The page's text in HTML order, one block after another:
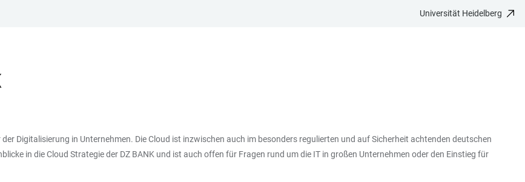
Universität Heidelberg
Digitalisierung in Unternehmen. Die Cloud ist inzwischen auch im besonders regulierten und auf Sicherheit achtenden deutschen
in die Cloud Strategie der DZ BANK und ist auch offen für Fragen rund um die IT in großen Unternehmen oder den Einstieg für